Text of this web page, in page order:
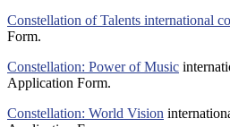
Constellation of Talents international
Form.
Constellation: Power of Music
Application Form.
Constellation: World Vision